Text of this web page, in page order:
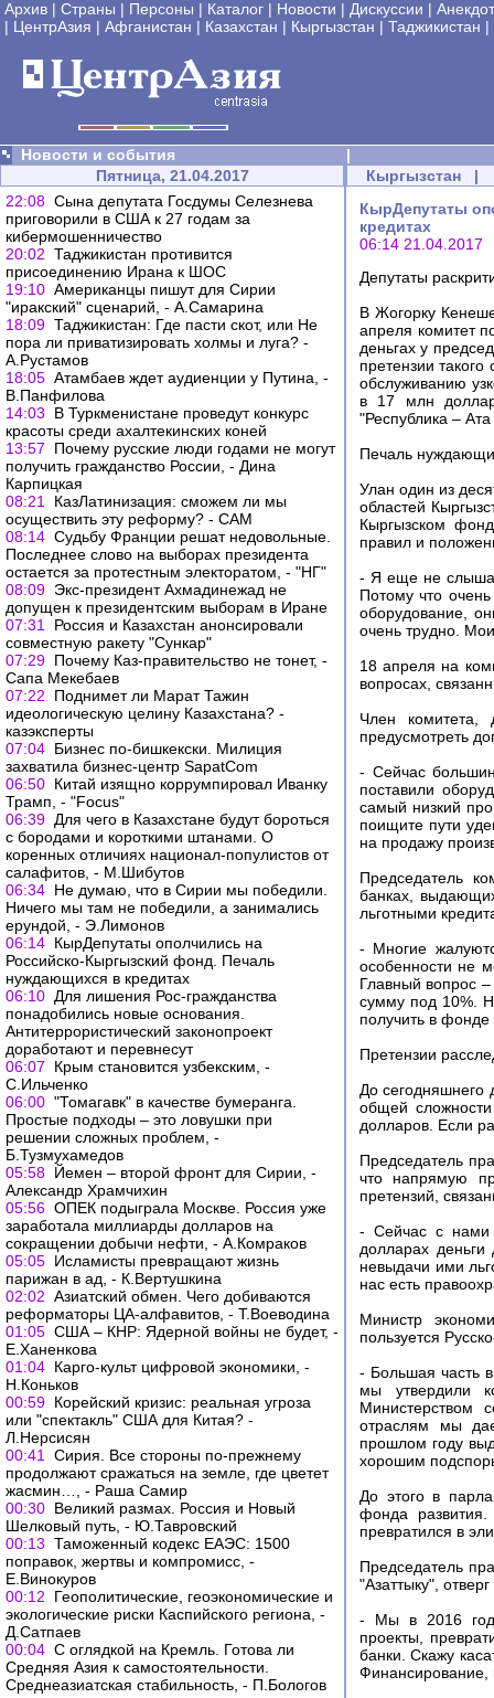
Архив | Страны | Персоны | Каталог | Новости | Дискуссии |
| ЦентрАзия | Афганистан | Казахстан | Кыргызстан | Таджикистан |
Новости и события
|
Пятница, 21.04.2017
22:08 Сына депутата Госдумы Селезнева
приговорили в США к 27 годам за
кибермошенничество
20:02 Таджикистан противится
присоединению Ирана к ШОС
19:10 Американцы пишут для Сирии
"иракский" сценарий, - А.Самарина
18:09 Таджикистан: Где пасти скот, или Не
пора ли приватизировать холмы и луга? -
А.Рустамов
18:05 Атамбаев ждет аудиенции у Путина, -
В.Панфилова
14:03
В Туркменистане проведут конкурс
красоты среди ахалтекинских коней
13:57
Почему русские люди годами не могут
получить гражданство России, - Дина
Карпицкая
08:21
КазЛатинизация: сможем ли мы
осуществить эту реформу? - САМ
08:14 Судьбу Франции решат недовольные.
Последнее слово на выборах президента
остается за протестным электоратом, - "НГ"
08:09 Экс-президент Ахмадинежад не
допущен к президентским выборам в Иране
07:31
Россия и Казахстан анонсировали
совместную ракету "Сункар"
07:29 Почему Каз-правительство не тонет, -
Сапа Мекебаев
07:22
Поднимет ли Марат Тажин
идеологическую целину Казахстана? -
казэксперты
07:04 Бизнес по-бишкекски. Милиция
захватила бизнес-центр SapatCom
06:50 Китай изящно коррумпировал Иванку
Трамп, - "Focus"
06:39 Для чего в Казахстане будут бороться
с бородами и короткими штанами. О
коренных отличиях национал-популистов от
салафитов, - М.Шибутов
06:34 Не думаю, что в Сирии мы победили.
Ничего мы там не победили, а занимались
ерундой, - Э.Лимонов
06:14 КырДепутаты ополчились на
Российско-Кыргызский фонд. Печаль
нуждающихся в кредитах
06:10 Для лишения Рос-гражданства
понадобились новые основания.
Антитеррористический законопроект
доработают и перевнесут
06:07
Крым становится узбекским, -
С.Ильченко
06:00 "Томагавк" в качестве бумеранга.
Простые подходы – это ловушки при
решении сложных проблем, -
Б.Тузмухамедов
05:58 Йемен – второй фронт для Сирии, -
Александр Храмчихин
05:56 ОПЕК подыграла Москве. Россия уже
заработала миллиарды долларов на
сокращении добычи нефти, - А.Комраков
05:05 Исламисты превращают жизнь
парижан в ад, - К.Вертушкина
02:02 Азиатский обмен. Чего добиваются
реформаторы ЦА-алфавитов, - Т.Воеводина
01:05 США – КНР: Ядерной войны не будет, -
Е.Ханенкова
01:04 Карго-культ цифровой экономики, -
Н.Коньков
00:59 Корейский кризис: реальная угроза
или "спектакль" США для Китая? -
Л.Нерсисян
00:41
Сирия. Все стороны по-прежнему
продолжают сражаться на земле, где цветет
жасмин…, - Раша Самир
00:30 Великий размах. Россия и Новый
Шелковый путь, - Ю.Тавровский
00:13 Таможенный кодекс ЕАЭС: 1500
поправок, жертвы и компромисс, -
Е.Винокуров
00:12
Геополитические, геоэкономические и
экологические риски Каспийского региона, -
Д.Сатпаев
00:04 С оглядкой на Кремль. Готова ли
Средняя Азия к самостоятельности.
Среднеазиатская стабильность, - П.Бологов
Кыргызстан |
КырДепутаты
кредитах
06:14 21.04.2017
Депутаты
В Жогорку
апреля комитет
деньгах у
претензии
обслуживанию
в 17 млн
"Республика –
Печаль
Улан один из
областей
Кыргызском
правил и
- Я еще не
Потому что
оборудование,
очень трудно.
18 апреля на
вопросах,
Член комитета,
предусмотреть
- Сейчас
поставили
самый низкий
поищите пути
на продажу
Председатель
банках,
льготными
- Многие
особенности не
Главный вопрос
сумму под 10%.
получить в
Претензии
До сегодняшнего
общей
долларов. Если
Председатель
что напрямую
претензий,
- Сейчас с нами
долларах
невыдачи ими
нас есть
Министр
пользуется
- Большая часть
мы утвердили
Министерством
отраслям мы
прошлом году
хорошим
До этого в
фонда
превратился в
Председатель
"Азаттыку",
- Мы в 2016
проекты,
банки. Скажу
Финансирование,